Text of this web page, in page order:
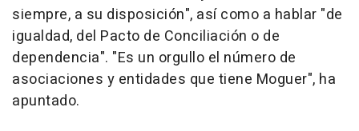
siempre, a su disposición", así como a hablar "de
igualdad, del Pacto de Conciliación o de
dependencia". "Es un orgullo el número de
asociaciones y entidades que tiene Moguer", ha
apuntado.